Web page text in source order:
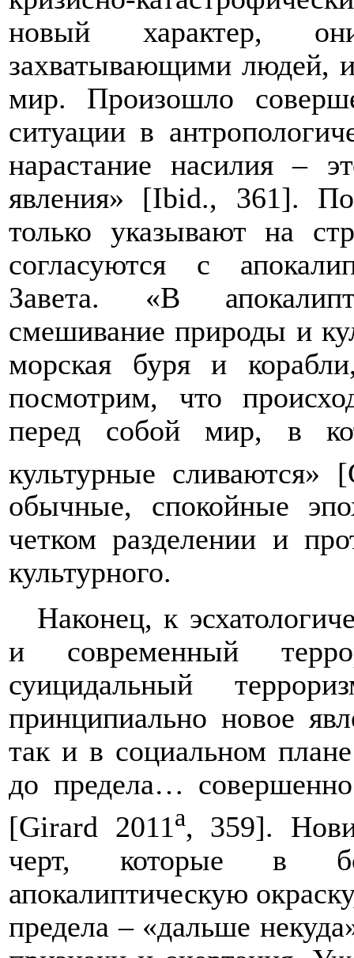
новый характер,
захватывающими людей,
мир. Произошло
ситуации в
нарастание насилия –
явления» [Ibid., 361]. По
только указывают на
согласуются с
Завета. «В
смешивание природы и
морская буря и
посмотрим, что
перед собой мир, в
культурные сливаются» [
обычные, спокойные
четком разделении и
культурного.
Наконец, к
и современный
суицидальный
принципиально новое
так и в социальном
до предела…
[Girard 2011a, 359].
черт, которые в
апокалиптическую
предела – «дальше